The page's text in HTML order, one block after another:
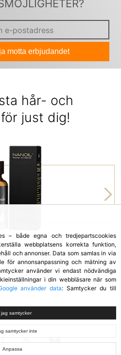
motta erbjudandet
hår- och
just dig!
Oil
– både egna och tredjepartscookies
webbplatsens korrekta funktion,
och annonser. Data som samlas in via
för annonsanpassning och mätning av
använder vi endast nödvändiga
i din webbläsare när som
använder data: Samtycker du till
samtycker
samtycker inte
Anpassa